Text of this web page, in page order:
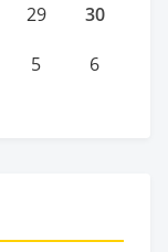
29 30
5 6